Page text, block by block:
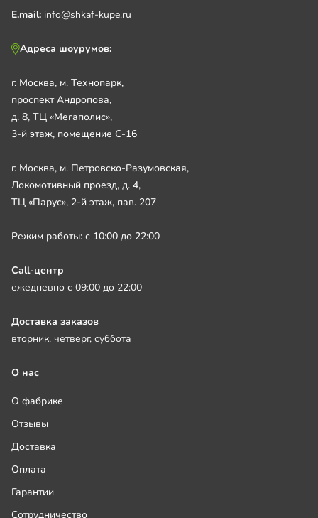
E.mail: info@shkaf-kupe.ru
Адреса шоурумов:
г. Москва, м. Технопарк,
проспект Андропова,
д. 8, ТЦ «Мегаполис»,
3-й этаж, помещение С-16
г. Москва, м. Петровско-Разумовская,
Локомотивный проезд, д. 4,
ТЦ «Парус», 2-й этаж, пав. 207
Режим работы: с 10:00 до 22:00
Call-центр
ежедневно с 09:00 до 22:00
Доставка заказов
вторник, четверг, суббота
О нас
О фабрике
Отзывы
Доставка
Оплата
Гарантии
Сотрудничество